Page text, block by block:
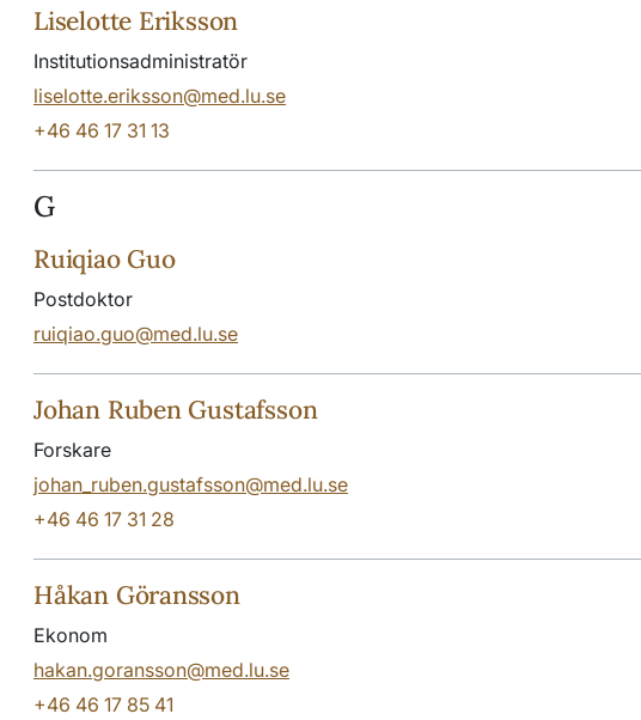
Liselotte Eriksson
Institutionsadministratör
liselotte.eriksson@med.lu.se
+46 46 17 31 13
G
Ruiqiao Guo
Postdoktor
ruiqiao.guo@med.lu.se
Johan Ruben Gustafsson
Forskare
johan_ruben.gustafsson@med.lu.se
+46 46 17 31 28
Håkan Göransson
Ekonom
hakan.goransson@med.lu.se
+46 46 17 85 41